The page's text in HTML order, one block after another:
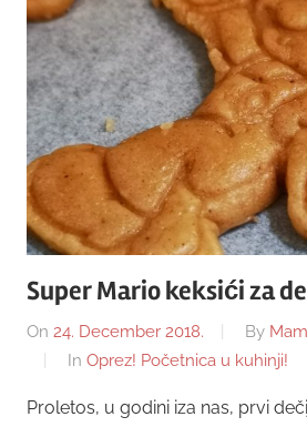
Super Mario keksići za
On 24. December 2018. By
In Oprez! Početnica u kuhinji!
Proletos, u godini iza nas, prvi